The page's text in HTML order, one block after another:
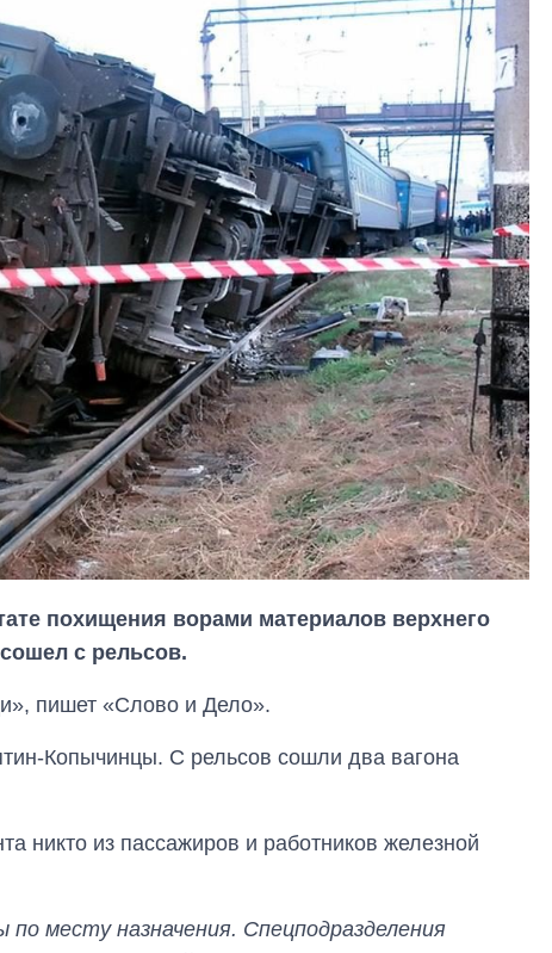
похищения ворами материалов верхнего
с рельсов.
пишет «Слово и Дело».
Копычинцы. С рельсов сошли два вагона
никто из пассажиров и работников железной
месту назначения. Спецподразделения